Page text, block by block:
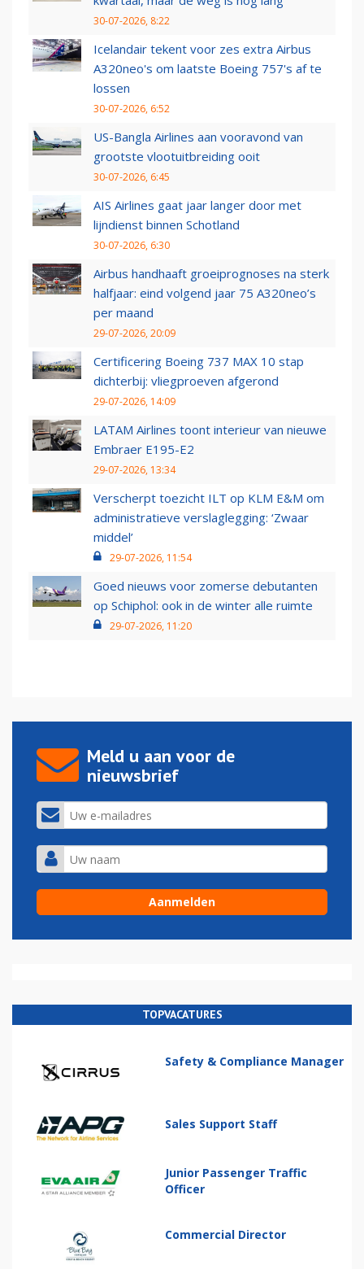
30-07-2026, 8:22
Icelandair tekent voor zes extra Airbus
A320neo's om laatste Boeing 757's af te
lossen
30-07-2026, 6:52
US-Bangla Airlines aan vooravond van
grootste vlootuitbreiding ooit
30-07-2026, 6:45
AIS Airlines gaat jaar langer door met
lijndienst binnen Schotland
30-07-2026, 6:30
Airbus handhaaft groeiprognoses na sterk
halfjaar: eind volgend jaar 75 A320neo’s
per maand
29-07-2026, 20:09
Certificering Boeing 737 MAX 10 stap
dichterbij: vliegproeven afgerond
29-07-2026, 14:09
LATAM Airlines toont interieur van nieuwe
Embraer E195-E2
29-07-2026, 13:34
Verscherpt toezicht ILT op KLM E&M om
administratieve verslaglegging: ‘Zwaar
middel’
29-07-2026, 11:54
Goed nieuws voor zomerse debutanten
op Schiphol: ook in de winter alle ruimte
29-07-2026, 11:20
Meld u aan voor de
nieuwsbrief
TOPVACATURES
Safety & Compliance Manager
Sales Support Staff
Junior Passenger Traffic
Officer
Commercial Director